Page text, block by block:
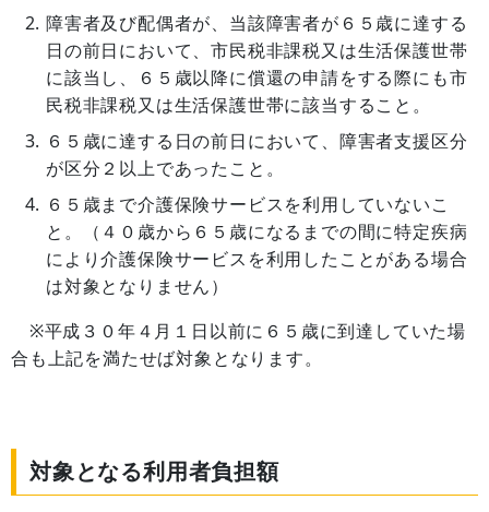
障害者及び配偶者が、当該障害者が６５歳に達する
日の前日において、市民税非課税又は生活保護世帯
に該当し、６５歳以降に償還の申請をする際にも市
民税非課税又は生活保護世帯に該当すること。
６５歳に達する日の前日において、障害者支援区分
が区分２以上であったこと。
６５歳まで介護保険サービスを利用していないこ
と。（４０歳から６５歳になるまでの間に特定疾病
により介護保険サービスを利用したことがある場合
は対象となりません）
※平成３０年４月１日以前に６５歳に到達していた場
合も上記を満たせば対象となります。
対象となる利用者負担額